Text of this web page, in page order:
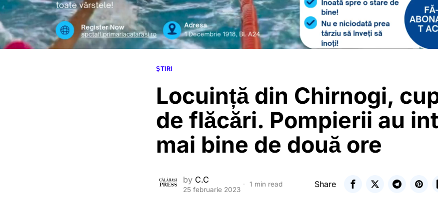
ȘTIRI
Locuință din Chirnogi,
de flăcări. Pompierii au
mai bine de două ore
by C.C
25 februarie 2023
1 min read Share